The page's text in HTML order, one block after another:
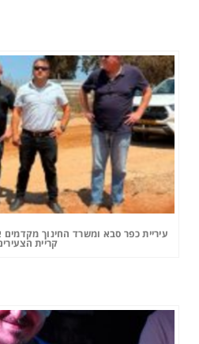
עיריית כפר סבא ומשרד החינוך מקדמים
קריית